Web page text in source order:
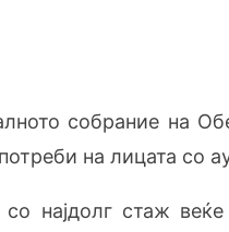
собрание на
на лицата со
со најдолг стаж